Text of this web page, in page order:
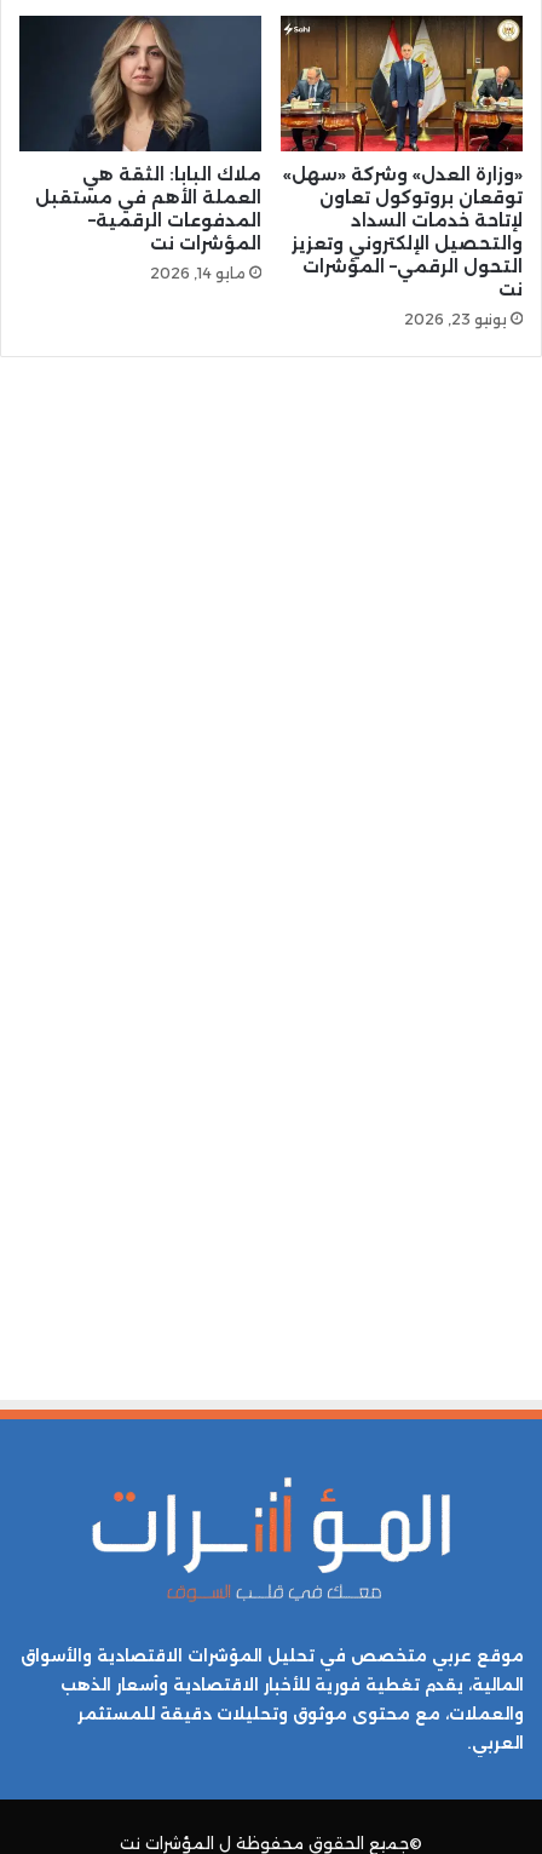
«وزارة العدل» وشركة «سهل»
توقعان بروتوكول تعاون
لإتاحة خدمات السداد
والتحصيل الإلكتروني وتعزيز
التحول الرقمي– المؤشرات
نت
يونيو 23, 2026
ملاك البابا: الثقة هي
العملة الأهم في مستقبل
المدفوعات الرقمية–
المؤشرات نت
مايو 14, 2026
موقع عربي متخصص في تحليل المؤشرات الاقتصادية والأسواق
المالية، يقدم تغطية فورية للأخبار الاقتصادية وأسعار الذهب
والعملات، مع محتوى موثوق وتحليلات دقيقة للمستثمر
العربي.
©جميع الحقوق محفوظة ل المؤشرات نت